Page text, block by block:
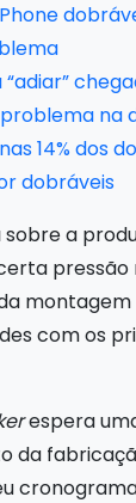
na
14% dos
dobráveis
a
pressão
montagem
com os
espera
da